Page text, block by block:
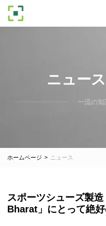
ニュー
一流の知
ホームページ > ニュース
スポーツシューズ製
Bharat」にとって絶